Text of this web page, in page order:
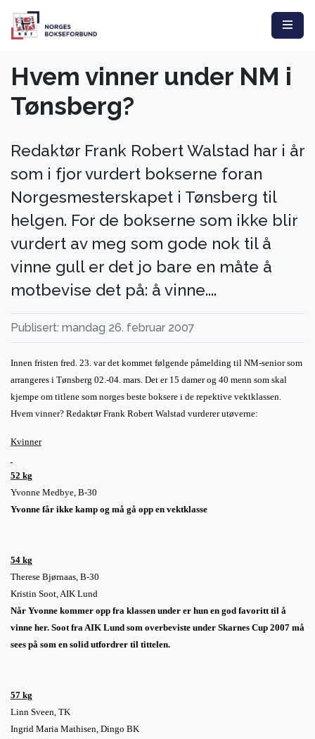
Hvem vinner under NM i
Tønsberg?
Redaktør Frank Robert Walstad har i år
som i fjor vurdert bokserne foran
Norgesmesterskapet i Tønsberg til
helgen. For de bokserne som ikke blir
vurdert av meg som gode nok til å
vinne gull er det jo bare en måte å
motbevise det på: å vinne....
Publisert: mandag 26. februar 2007
Innen fristen fred. 23. var det kommet følgende påmelding til NM-senior som
arrangeres i Tønsberg 02.-04. mars. Det er 15 damer og 40 menn som skal
kjempe om titlene som norges beste boksere i de repektive vektklassen.
Hvem vinner? Redaktør Frank Robert Walstad vurderer utøverne:
Kvinner
52 kg
Yvonne Medbye, B-30
Yvonne får ikke kamp og må gå opp en vektklasse
54 kg
Therese Bjørnaas, B-30
Kristin Soot, AIK Lund
Når Yvonne kommer opp fra klassen under er hun en god favoritt til å
vinne her. Soot fra AIK Lund som overbeviste under Skarnes Cup 2007 må
sees på som en solid utfordrer til tittelen.
57 kg
Linn Sveen, TK
Ingrid Maria Mathisen, Dingo BK